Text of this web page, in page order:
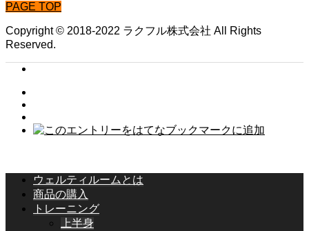
PAGE TOP
Copyright © 2018-2022 ラクフル株式会社 All Rights
Reserved.
ウェルティルームとは
商品の購入
トレーニング
上半身